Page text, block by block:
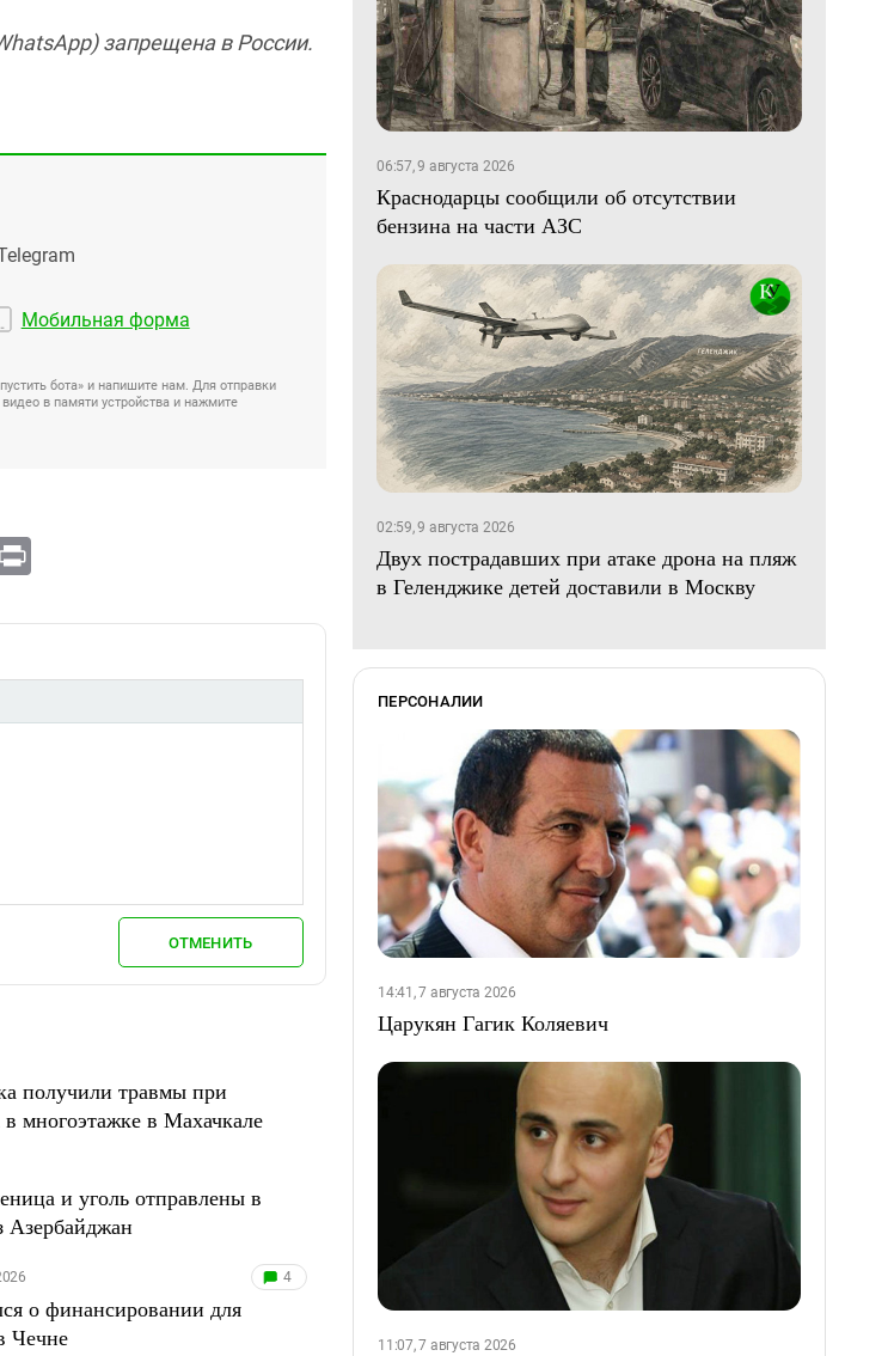
запрещена в России.
Мобильная форма
бота» и напишите нам. Для отправки
в памяти устройства и нажмите
ОТМЕНИТЬ
получили травмы при
многоэтажке в Махачкале
и уголь отправлены в
4
о финансировании для
Чечне
06:57, 9 августа 2026
Краснодарцы сообщили об отсутствии
бензина на части АЗС
02:59, 9 августа 2026
Двух пострадавших при атаке дрона на пляж
в Геленджике детей доставили в Москву
ПЕРСОНАЛИИ
14:41, 7 августа 2026
Царукян Гагик Коляевич
11:07, 7 августа 2026